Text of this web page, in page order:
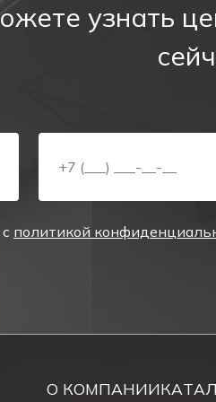
электричества и
направление движения к
узнать
политикой
О КОМПАНИИ